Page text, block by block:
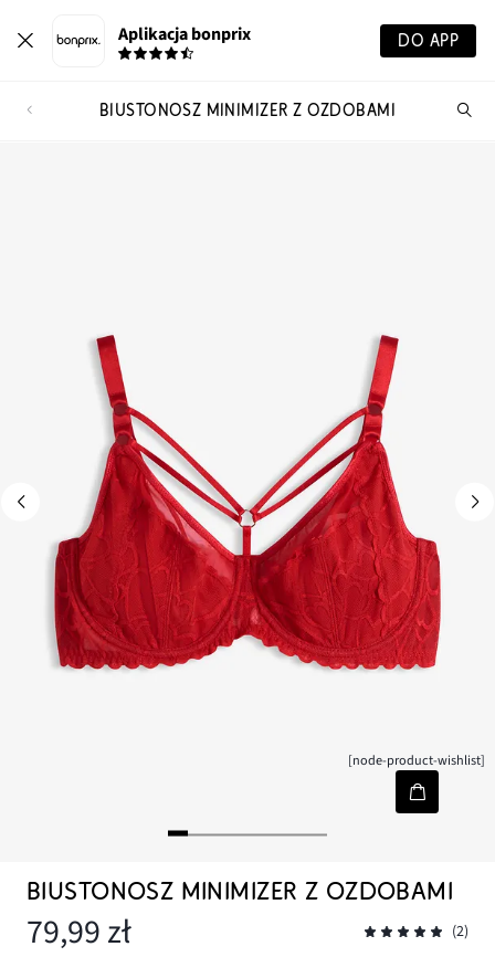
Aplikacja bonprix DO APP
BIUSTONOSZ MINIMIZER Z OZDOBAMI
[node-product-wishlist]
BIUSTONOSZ MINIMIZER Z OZDOBAMI
79,99 zł (2)